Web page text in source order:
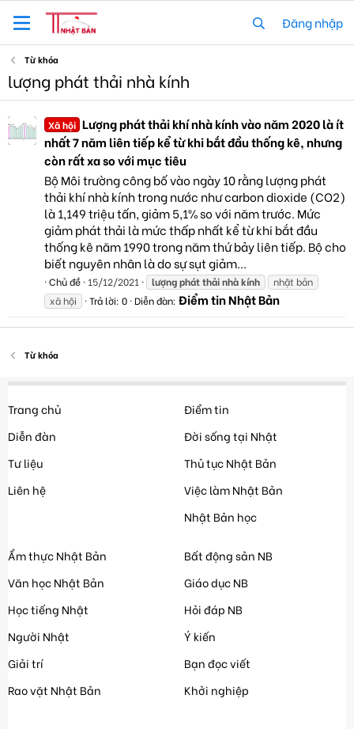
Đăng nhập
Từ khóa
lượng phát thải nhà kính
Xã hội Lượng phát thải khí nhà kính vào năm 2020 là ít
nhất 7 năm liên tiếp kể từ khi bắt đầu thống kê, nhưng
còn rất xa so với mục tiêu
Bộ Môi trường công bố vào ngày 10 rằng lượng phát
thải khí nhà kính trong nước như carbon dioxide (CO2)
là 1,149 triệu tấn, giảm 5,1% so với năm trước. Mức
giảm phát thải là mức thấp nhất kể từ khi bắt đầu
thống kê năm 1990 trong năm thứ bảy liên tiếp. Bộ cho
biết nguyên nhân là do sự sụt giảm...
Chủ đề 15/12/2021 lượngphátthảinhàkính
nhật bản
xã hội
Trả lời: 0 Diễn đàn: Điểm tin Nhật Bản
Từ khóa
Trang chủ
Diễn đàn
Tư liệu
Liên hệ
Điểm tin
Đời sống tại Nhật
Thủ tục Nhật Bản
Việc làm Nhật Bản
Nhật Bản học
Ẩm thực Nhật Bản
Văn học Nhật Bản
Học tiếng Nhật
Người Nhật
Giải trí
Rao vặt Nhật Bản
Bất động sản NB
Giáo dục NB
Hỏi đáp NB
Ý kiến
Bạn đọc viết
Khởi nghiệp